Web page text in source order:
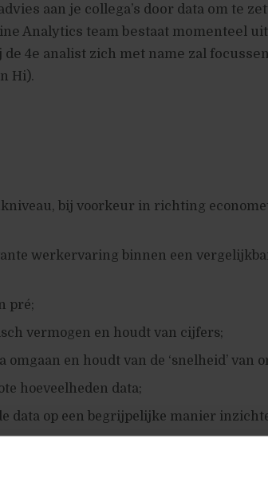
aan je collega’s door data om te
Analytics team bestaat momenteel
4e analist zich met name zal
Hi).
bij voorkeur in richting
werkervaring binnen een
pré;
vermogen en houdt van cijfers;
en houdt van de ‘snelheid’ van
hoeveelheden data;
data op een begrijpelijke manier